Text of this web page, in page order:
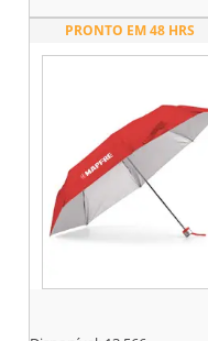
PRONTO EM 48 HRS